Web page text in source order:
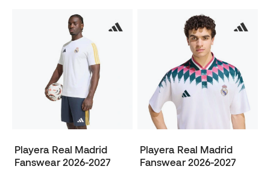
Playera Real Madrid
Fanswear 2026-2027
Playera Real Madrid
Fanswear 2026-2027